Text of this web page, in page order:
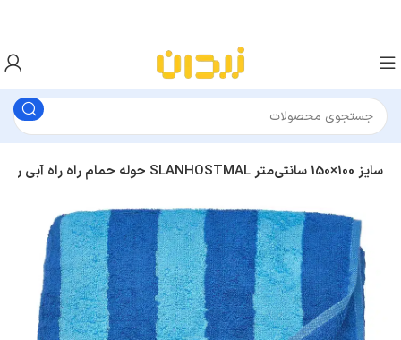
حوله حمام راه راه آبی روشن/آبی پررنگ ایکیا SLANHOSTMAL سایز 100×150 سانتی‌متر